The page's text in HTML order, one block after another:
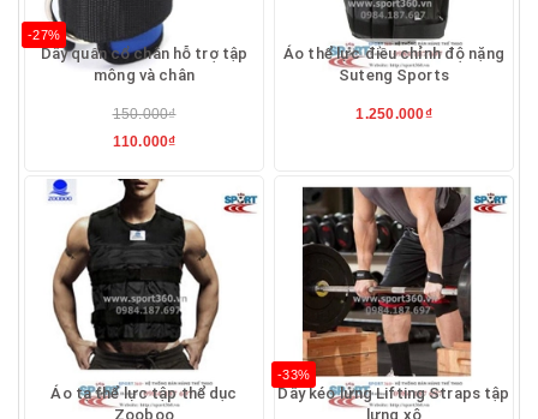
-27%
Dây quấn cổ chân hỗ trợ tập
mông và chân
150.000₫
110.000₫
Áo thể lực điều chỉnh độ nặng
Suteng Sports
1.250.000₫
Áo tạ thể lực tập thể dục
Zooboo
-33%
Dây kéo lưng Lifting Straps tập
lưng xô